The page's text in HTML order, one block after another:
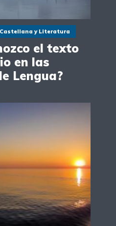
y Literatura
el texto
en las
Lengua?